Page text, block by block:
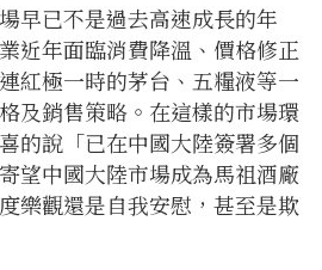
早已不是過去高速成長的年
近年面臨消費降溫、價格修正
紅極一時的茅台、五糧液等一
及銷售策略。在這樣的市場環
的說「已在中國大陸簽署多個
望中國大陸市場成為馬祖酒廠
樂觀還是自我安慰，甚至是欺